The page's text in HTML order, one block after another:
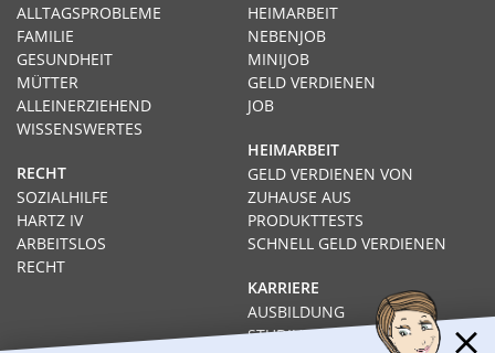
HEIMARBEIT
NEBENJOB
MINIJOB
GELD VERDIENEN
JOB
HEIMARBEIT
GELD VERDIENEN VON
ZUHAUSE AUS
PRODUKTTESTS
SCHNELL GELD VERDIENEN
KARRIERE
AUSBILDUNG
STUDIUM
ALLTAGSPROBLEME
FAMILIE
GESUNDHEIT
MÜTTER
ALLEINERZIEHEND
WISSENSWERTES
RECHT
SOZIALHILFE
HARTZ IV
ARBEITSLOS
RECHT